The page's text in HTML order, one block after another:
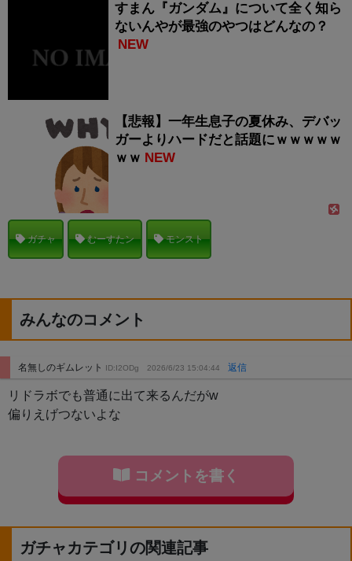
すまん『ガンダム』について全く知ら
ないんやが最強のやつはどんなの？
NEW
【悲報】一年生息子の夏休み、デバッ
ガーよりハードだと話題にｗｗｗｗｗ
ｗｗ NEW
ガチャ むーすたン モンスト
みんなのコメント
名無しのギムレット ID:I2ODg 2026/6/23 15:04:44 返信
リドラボでも普通に出て来るんだがw
偏りえげつないよな
コメントを書く
ガチャカテゴリの関連記事